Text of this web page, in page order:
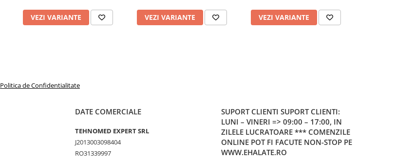
VEZI VARIANTE VEZI VARIANTE VEZI VARIANTE
Politica de Confidentialitate
DATE COMERCIALE
TEHNOMED EXPERT SRL
J2013003098404
RO31339997
SUPORT CLIENTI SUPORT CLIENTI:
LUNI – VINERI => 09:00 – 17:00, IN
ZILELE LUCRATOARE *** COMENZILE
ONLINE POT FI FACUTE NON-STOP PE
WWW.EHALATE.RO